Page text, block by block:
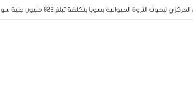
في منافسات البطولة المدرسية الافريقية لكرة القدم الى الخرطوم